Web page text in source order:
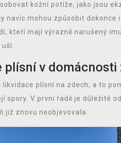
kožní potíže, jako jsou
navíc mohou způsobit dokonce
kteří mají výrazně narušený
plísní v domácnosti
plísní na zdech, a to
spory. V první řadě je důležité
již znovu neobjevovala.